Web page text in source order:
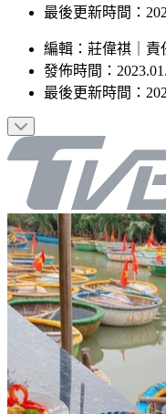
發佈時間：
編輯：莊偉祺｜責
發佈時間：